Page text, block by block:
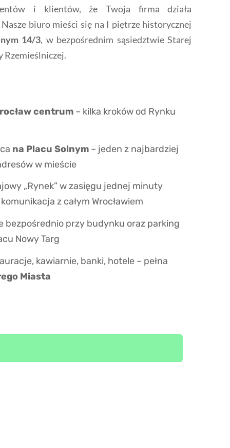
i klientów, że Twoja firma działa
biuro mieści się na I piętrze historycznej
14/3, w bezpośrednim sąsiedztwie Starej
Rzemieślniczej.
centrum – kilka kroków od Rynku
na Placu Solnym – jeden z najbardziej
w mieście
„Rynek” w zasięgu jednej minuty
z całym Wrocławiem
bezpośrednio przy budynku oraz parking
Nowy Targ
kawiarnie, banki, hotele – pełna
Miasta